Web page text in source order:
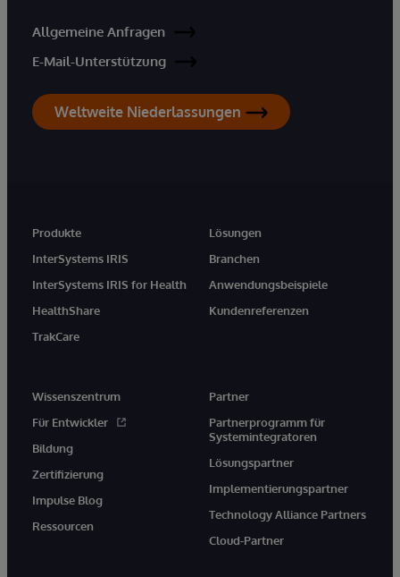
Allgemeine Anfragen
E-Mail-Unterstützung
Weltweite Niederlassungen
Produkte
InterSystems IRIS
InterSystems IRIS for Health
HealthShare
TrakCare
Lösungen
Branchen
Anwendungsbeispiele
Kundenreferenzen
Wissenszentrum
Für Entwickler
Bildung
Zertifizierung
Impulse Blog
Ressourcen
Partner
Partnerprogramm für
Systemintegratoren
Lösungspartner
Implementierungspartner
Technology Alliance Partners
Cloud-Partner